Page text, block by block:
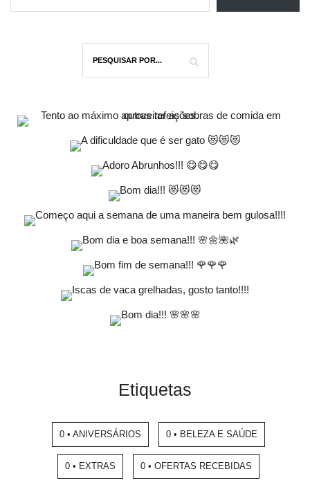
Etiquetas
0 • ANIVERSÁRIOS 0 • BELEZA E SAÚDE
0 • EXTRAS 0 • OFERTAS RECEBIDAS